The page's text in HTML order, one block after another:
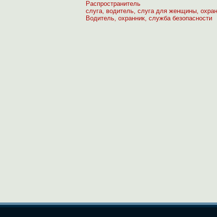
Распространитель
слуга, водитель, слуга для женщины,
Водитель, охранник, служба безопасности